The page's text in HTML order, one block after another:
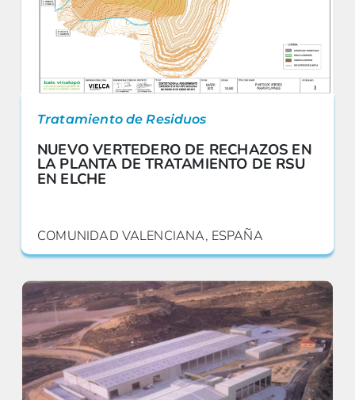
Tratamiento de Residuos
NUEVO VERTEDERO DE RECHAZOS EN
LA PLANTA DE TRATAMIENTO DE RSU
EN ELCHE
COMUNIDAD VALENCIANA, ESPAÑA